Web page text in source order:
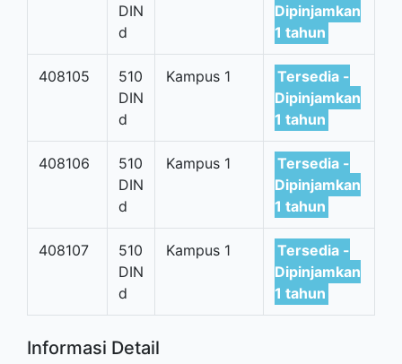
DIN
d
Dipinjamkan
1 tahun
408105
510
DIN
d
Kampus 1
Tersedia -
Dipinjamkan
1 tahun
408106
510
DIN
d
Kampus 1
Tersedia -
Dipinjamkan
1 tahun
408107
510
DIN
d
Kampus 1
Tersedia -
Dipinjamkan
1 tahun
Informasi Detail